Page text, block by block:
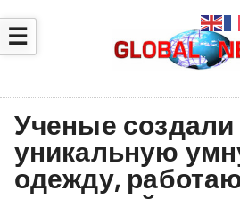
☰
Ученые создали
уникальную
одежду,